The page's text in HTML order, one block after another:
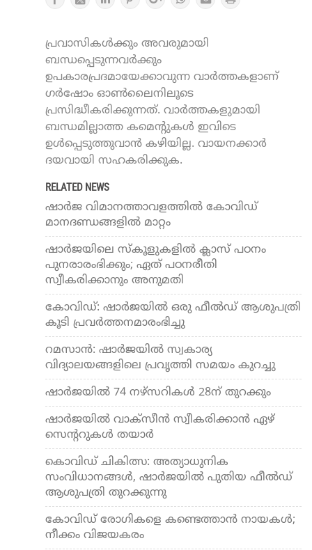
പ്രവാസികൾക്കും അവരുമായി
ബന്ധപ്പെടുന്നവർക്കും
ഉപകാരപ്രദമായേക്കാവുന്ന വാർത്തകളാണ്
ഗർഷോം ഓൺലൈനിലൂടെ
പ്രസിദ്ധീകരിക്കുന്നത്. വാർത്തകളുമായി
ബന്ധമില്ലാത്ത കമെന്റുകൾ ഇവിടെ
ഉൾപ്പെടുത്തുവാൻ കഴിയില്ല. വായനക്കാർ
ദയവായി സഹകരിക്കുക.
RELATED NEWS
ഷാര്‍ജ വിമാനത്താവളത്തില്‍ കോവിഡ്
മാനദണ്ഡങ്ങളില്‍ മാറ്റം
ഷാര്‍ജയിലെ സ്‌കൂളുകളില്‍ ക്ലാസ് പഠനം
പുനരാരംഭിക്കും; ഏത് പഠനരീതി
സ്വീകരിക്കാനും അനുമതി
കോവിഡ്: ഷാര്‍ജയില്‍ ഒരു ഫീല്‍ഡ് ആശുപത്രി
കൂടി പ്രവര്‍ത്തനമാരംഭിച്ചു
റമസാന്‍: ഷാര്‍ജയില്‍ സ്വകാര്യ
വിദ്യാലയങ്ങളിലെ പ്രവൃത്തി സമയം കുറച്ചു
ഷാര്‍ജയില്‍ 74 നഴ്‌സറികള്‍ 28ന് തുറക്കും
ഷാര്‍ജയില്‍ വാക്‌സീന്‍ സ്വീകരിക്കാന്‍ ഏഴ്
സെന്ററുകള്‍ തയാര്‍
കൊവിഡ് ചികിത്സ: അത്യാധുനിക
സംവിധാനങ്ങള്‍, ഷാര്‍ജയില്‍ പുതിയ ഫീല്‍ഡ്
ആശുപത്രി തുറക്കുന്നു
കോവിഡ് രോഗികളെ കണ്ടെത്താന്‍ നായകള്‍;
നീക്കം വിജയകരം